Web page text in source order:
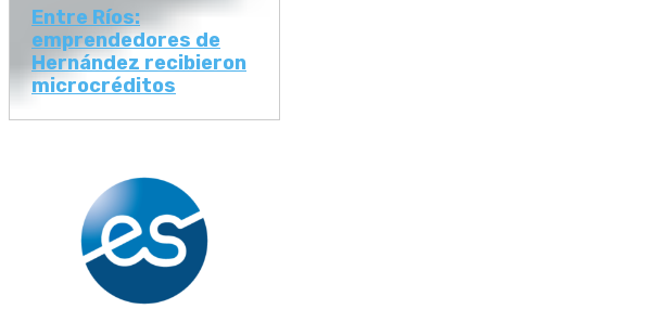
Entre Ríos:
emprendedores de
Hernández recibieron
microcréditos